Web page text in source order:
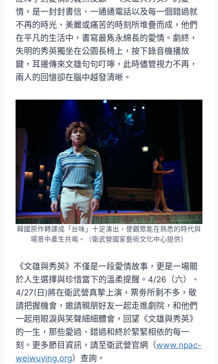
情，是一封封書信、一通通電話以及每一個錯過就
不再的時光、美麗或痛苦的時刻所堆疊而成，他們
在平凡的生活中，書寫最雋永綿長的愛情。劇終，
失明的秀英獨坐在公園長椅上，按下錄音機播放
鍵，耳邊傳來文雄句句叮嚀，此時儘管視力不再，
兩人的回憶卻在腦中越發清晰。
韓國原作轉譯成「台味」十足演出，使觀眾能在熟悉的時代與
場景中產生共鳴。（衛武營國家藝術文化中心提供）
《文雄與秀英》不僅是一段愛情故事，更是一場關
於人生選擇與珍惜當下的溫柔提醒。4/26（六）、
4/27(日)將在衛武營真摯上演，票劵所剩不多，敬
請把握機會，邀請親朋好友一起走進劇院，和他們
一起用眼淚與笑聲細細體會，回望《文雄與秀英》
的一生，那些愛過、錯過和終於緊緊相依的每一
刻。更多節目資訊，請至衛武營官網（www.npac-
weiwuying.org）查詢。